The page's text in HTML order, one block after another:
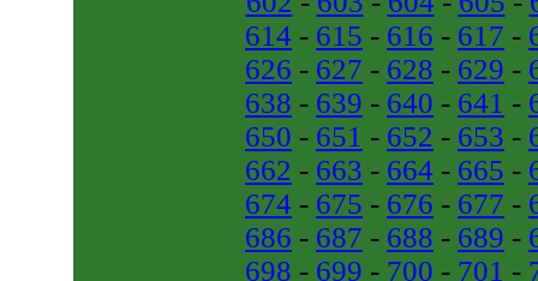
614 - 615 - 616 - 617 -
626 - 627 - 628 - 629 -
638 - 639 - 640 - 641 -
650 - 651 - 652 - 653 -
662 - 663 - 664 - 665 -
674 - 675 - 676 - 677 -
686 - 687 - 688 - 689 -
698 - 699 - 700 - 701 -